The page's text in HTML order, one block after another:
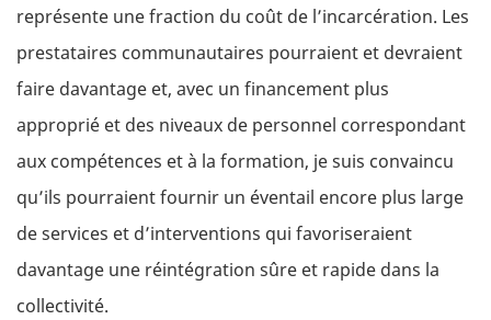
représente une fraction du coût de l’incarcération. Les
prestataires communautaires pourraient et devraient
faire davantage et, avec un financement plus
approprié et des niveaux de personnel correspondant
aux compétences et à la formation, je suis convaincu
qu’ils pourraient fournir un éventail encore plus large
de services et d’interventions qui favoriseraient
davantage une réintégration sûre et rapide dans la
collectivité.